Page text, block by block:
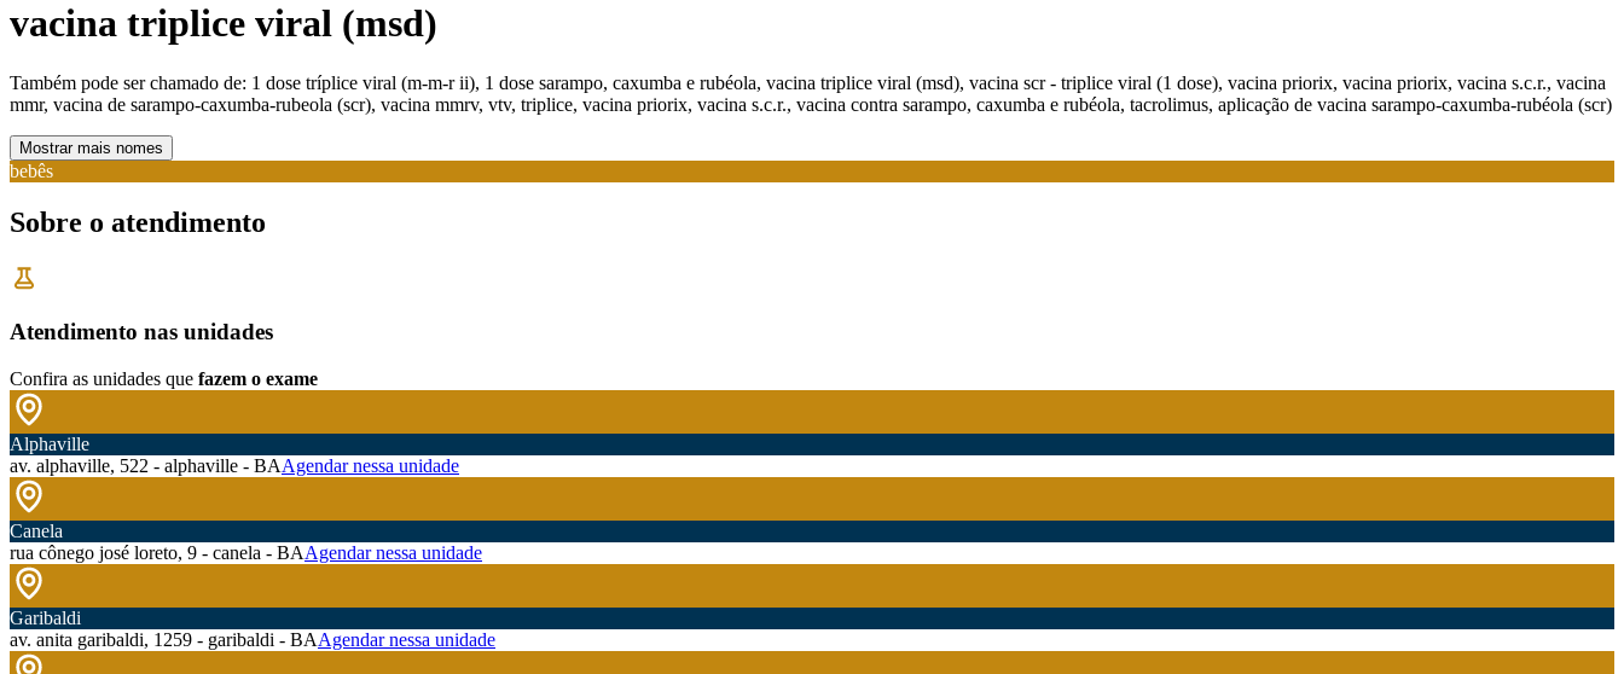
vacina triplice viral (msd)
Também pode ser chamado de: 1 dose tríplice viral (m-m-r ii), 1 dose sarampo, caxumba e rubéola, vacina triplice viral (msd), vacina scr - triplice viral (1 dose), vacina priorix, vacina priorix, vacina s.c.r., vacina
mmr, vacina de sarampo-caxumba-rubeola (scr), vacina mmrv, vtv, triplice, vacina priorix, vacina s.c.r., vacina contra sarampo, caxumba e rubéola, tacrolimus, aplicação de vacina sarampo-caxumba-rubéola (scr)
Mostrar mais nomes
bebês
Sobre o atendimento
Atendimento nas unidades
Confira as unidades que fazem o exame
Alphaville
av. alphaville, 522 - alphaville - BAAgendar nessa unidade
Canela
rua cônego josé loreto, 9 - canela - BAAgendar nessa unidade
Garibaldi
av. anita garibaldi, 1259 - garibaldi - BAAgendar nessa unidade